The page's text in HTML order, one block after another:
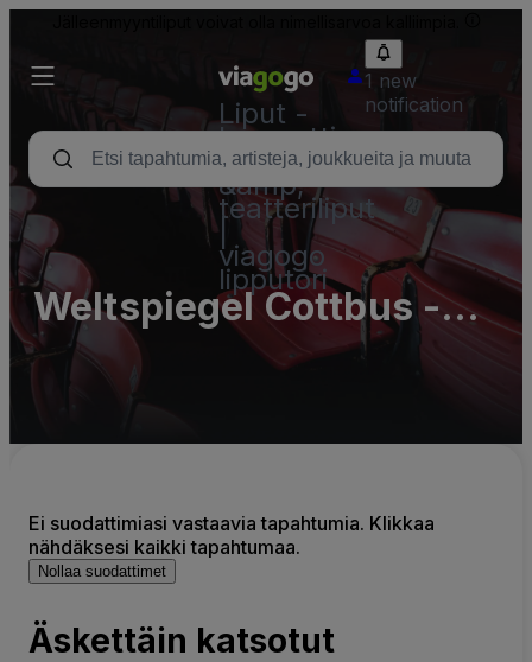
Liput -
konsertti,
urheilu
&amp;
teatteriliput
viagogo
lipputori
1 new
notification
Weltspiegel Cottbus -
Saal 2
Ei suodattimiasi vastaavia tapahtumia. Klikkaa
nähdäksesi kaikki tapahtumaa.
Nollaa suodattimet
Äskettäin katsotut